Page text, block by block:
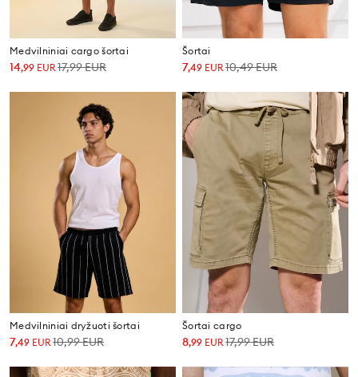
Medvilniniai cargo šortai
14,99 EUR 17,99EUR
Šortai
7,49 EUR 10,49EUR
Medvilniniai dryžuoti šortai
7,49 EUR10,99EUR
Šortai cargo
8,99 EUR17,99EUR